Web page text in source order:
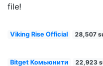
file!
Viking Rise Official 28,507
Bitget Комьюнити 22,923